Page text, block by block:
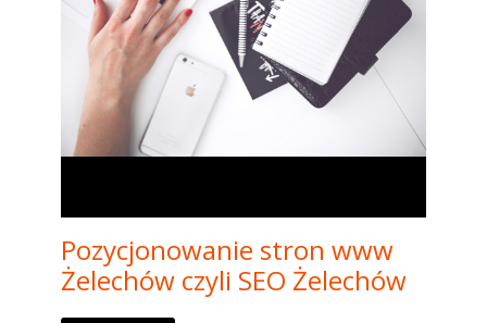
Pozycjonowanie stron www
Żelechów czyli SEO Żelechów